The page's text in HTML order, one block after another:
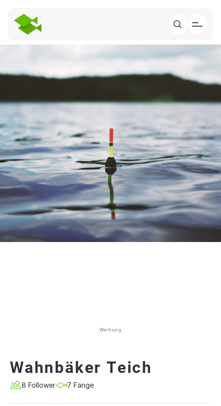
Werbung
Wahnbäker Teich
8 Follower 7 Fänge